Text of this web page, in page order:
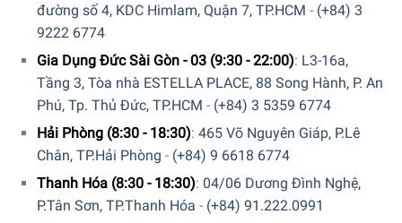
đường số 4, KDC Himlam, Quận 7, TP.HCM - (+84) 3
9222 6774
Gia Dụng Đức Sài Gòn - 03 (9:30 - 22:00): L3-16a,
Tầng 3, Tòa nhà ESTELLA PLACE, 88 Song Hành, P. An
Phú, Tp. Thủ Đức, TP.HCM - (+84) 3 5359 6774
Hải Phòng (8:30 - 18:30): 465 Võ Nguyên Giáp, P.Lê
Chân, TP.Hải Phòng - (+84) 9 6618 6774
Thanh Hóa (8:30 - 18:30): 04/06 Dương Đình Nghệ,
P.Tân Sơn, TP.Thanh Hóa - (+84) 91.222.0991